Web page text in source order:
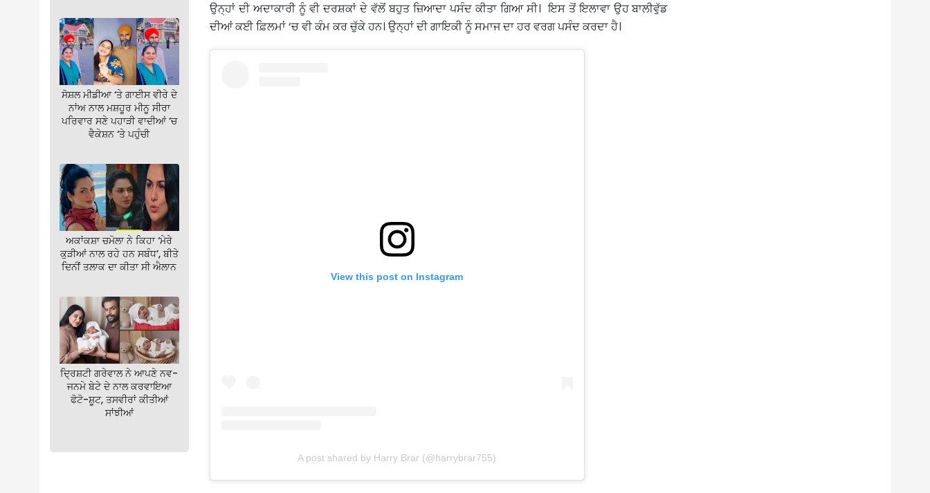
ਸੋਸ਼ਲ ਮੀਡੀਆ ‘ਤੇ ਗਾਈਸ ਵੀਰੇ ਦੇ
ਨਾਂਅ ਨਾਲ ਮਸ਼ਹੂਰ ਮੀਨੂ ਸੀਰਾ
ਪਰਿਵਾਰ ਸਣੇ ਪਹਾੜੀ ਵਾਦੀਆਂ ‘ਚ
ਵੈਕੇਸ਼ਨ ‘ਤੇ ਪਹੁੰਚੀ
ਅਕਾਂਕਸ਼ਾ ਚਮੋਲਾ ਨੇ ਕਿਹਾ ‘ਮੇਰੇ
ਕੁੜੀਆਂ ਨਾਲ ਰਹੇ ਹਨ ਸਬੰਧ’, ਬੀਤੇ
ਦਿਨੀਂ ਤਲਾਕ ਦਾ ਕੀਤਾ ਸੀ ਐਲਾਨ
ਦ੍ਰਿਸ਼ਟੀ ਗਰੇਵਾਲ ਨੇ ਆਪਣੇ ਨਵ-
ਜਨਮੇ ਬੇਟੇ ਦੇ ਨਾਲ ਕਰਵਾਇਆ
ਫੋਟੋ-ਸ਼ੂਟ, ਤਸਵੀਰਾਂ ਕੀਤੀਆਂ
ਸਾਂਝੀਆਂ
ਉਨ੍ਹਾਂ ਦੀ ਅਦਾਕਾਰੀ ਨੂੰ ਵੀ ਦਰਸ਼ਕਾਂ ਦੇ ਵੱਲੋਂ ਬਹੁਤ ਜ਼ਿਆਦਾ ਪਸੰਦ ਕੀਤਾ ਗਿਆ ਸੀ। ਇਸ ਤੋਂ ਇਲਾਵਾ ਉਹ ਬਾਲੀਵੁੱਡ
ਦੀਆਂ ਕਈ ਫ਼ਿਲਮਾਂ ‘ਚ ਵੀ ਕੰਮ ਕਰ ਚੁੱਕੇ ਹਨ। ਉਨ੍ਹਾਂ ਦੀ ਗਾਇਕੀ ਨੂੰ ਸਮਾਜ ਦਾ ਹਰ ਵਰਗ ਪਸੰਦ ਕਰਦਾ ਹੈ।
View this post on Instagram
A post shared by Harry Brar (@harrybrar755)